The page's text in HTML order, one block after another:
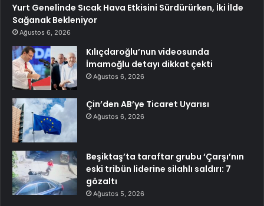
Yurt Genelinde Sıcak Hava Etkisini Sürdürürken, İki İlde
Sağanak Bekleniyor
Ağustos 6, 2026
Kılıçdaroğlu’nun videosunda
İmamoğlu detayı dikkat çekti
Ağustos 6, 2026
Çin’den AB’ye Ticaret Uyarısı
Ağustos 6, 2026
Beşiktaş’ta taraftar grubu ‘Çarşı’nın
eski tribün liderine silahlı saldırı: 7
gözaltı
Ağustos 5, 2026